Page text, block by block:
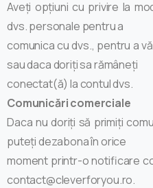
Aveți opțiuni cu privire la
dvs. personale pentru a
comunica cu dvs., pentru a
sau daca doriți sa rămâneți
conectat(ă) la contul dvs.
Comunicări comerciale
Daca nu doriți să primiți
puteți dezabona în orice
moment printr-o notificare
contact@cleverforyou.ro.